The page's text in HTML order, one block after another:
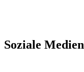
Soziale Medien